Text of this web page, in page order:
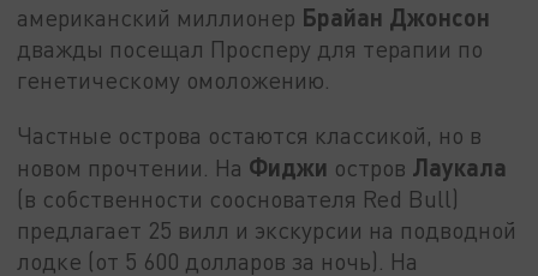
американский миллионер Брайан Джонсон
дважды посещал Просперу для терапии по
генетическому омоложению.
Частные острова остаются классикой, но в
новом прочтении. На Фиджи остров Лаукала
(в собственности сооснователя Red Bull)
предлагает 25 вилл и экскурсии на подводной
лодке (от 5 600 долларов за ночь). На